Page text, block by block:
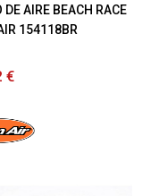
DE AIRE BEACH RACE
154118BR
€